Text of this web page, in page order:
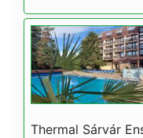
Thermal Sárvár